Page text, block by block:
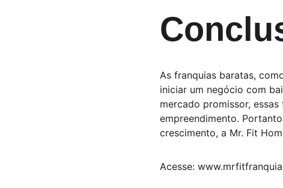
As franquias baratas,
iniciar um negócio com
mercado promissor,
empreendimento.
crescimento, a Mr. Fit
Acesse: